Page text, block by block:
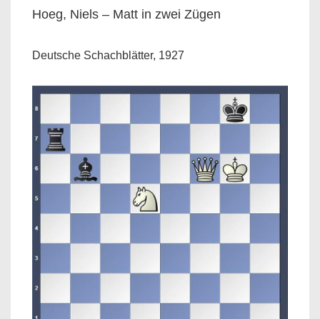
Hoeg, Niels – Matt in zwei Zügen
Deutsche Schachblätter, 1927